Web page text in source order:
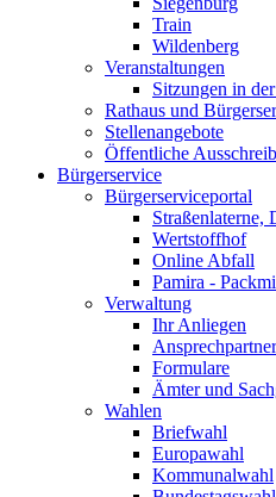
Train
Wildenberg
Veranstaltungen
Sitzungen in
Rathaus und
Stellenangebote
Öffentliche
Bürgerservice
Bürgerserviceportal
Straßenlaterne,
Wertstoffhof
Online Abfall
Pamira -
Verwaltung
Ihr Anliegen
Ansprechpartner
Formulare
Ämter und
Wahlen
Briefwahl
Europawahl
Kommunalwahl